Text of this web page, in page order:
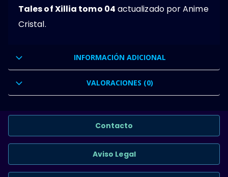
Tales of Xillia tomo 04 actualizado por Anime
Cristal.
INFORMACIÓN ADICIONAL
VALORACIONES (0)
Contacto
Aviso Legal